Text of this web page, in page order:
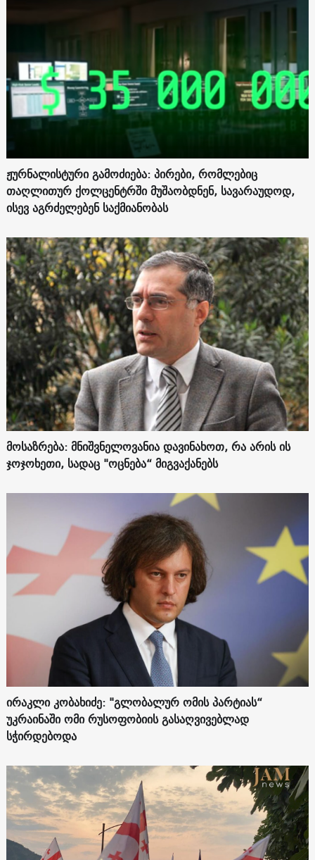
ჟურნალისტური გამოძიება: პირები, რომლებიც
თაღლითურ ქოლცენტრში მუშაობდნენ, სავარაუდოდ,
ისევ აგრძელებენ საქმიანობას
მოსაზრება: მნიშვნელოვანია დავინახოთ, რა არის ის
ჯოჯოხეთი, სადაც "ოცნება“ მიგვაქანებს
ირაკლი კობახიძე: "გლობალურ ომის პარტიას“
უკრაინაში ომი რუსოფობიის გასაღვივებლად
სჭირდებოდა